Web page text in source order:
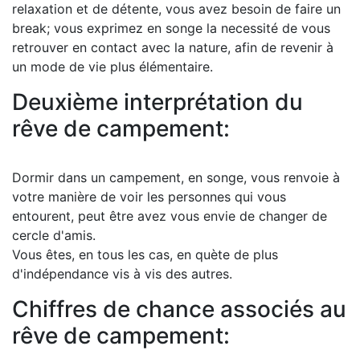
relaxation et de détente, vous avez besoin de faire un
break; vous exprimez en songe la necessité de vous
retrouver en contact avec la nature, afin de revenir à
un mode de vie plus élémentaire.
Deuxième interprétation du
rêve de campement:
Dormir dans un campement, en songe, vous renvoie à
votre manière de voir les personnes qui vous
entourent, peut être avez vous envie de changer de
cercle d'amis.
Vous êtes, en tous les cas, en quète de plus
d'indépendance vis à vis des autres.
Chiffres de chance associés au
rêve de campement: